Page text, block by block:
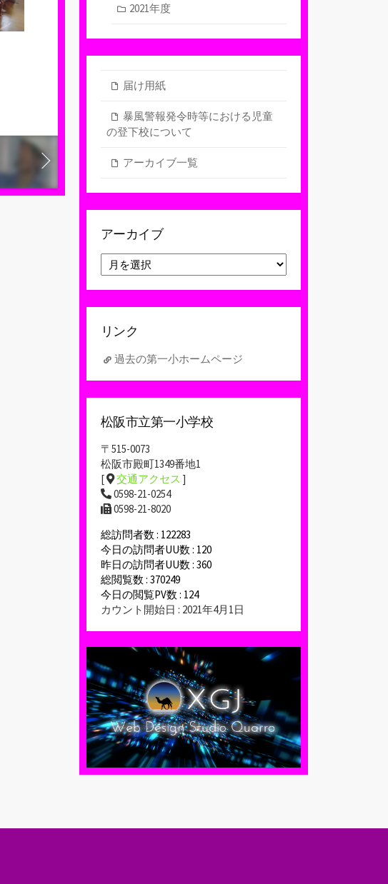
2021年度
届け用紙
暴風警報発令時等における児童
の登下校について
アーカイブ一覧
アーカイブ
ー
カ
イ
リンク
過去の第一小ホームページ
松阪市立第一小学校
〒515-0073
松阪市殿町1349番地1
[
交通アクセス ]
0598-21-0254
0598-21-8020
総訪問者数 : 122283
今日の訪問者UU数 : 120
昨日の訪問者UU数 : 360
総閲覧数 : 370249
今日の閲覧PV数 : 124
カウント開始日 : 2021年4月1日